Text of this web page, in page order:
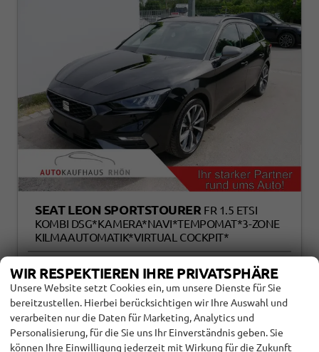
SEAT LEON SPORTSTOURER FR 1.5 ETSI
KOMBI DSG*KAMERA*NAVI*TEMPOMAT*3-ZONE
KILMAAUTOMATIK*VIRTUAL COCKPIT*
118419
Automatik
Benzin
Midnight Schwarz Metallic
110 kW (150 PS)
10 km
01.11.2025
WIR RESPEKTIEREN IHRE PRIVATSPHÄRE
Unsere Website setzt Cookies ein, um unsere Dienste für Sie
bereitzustellen. Hierbei berücksichtigen wir Ihre Auswahl und
verarbeiten nur die Daten für Marketing, Analytics und
Personalisierung, für die Sie uns Ihr Einverständnis geben. Sie
können Ihre Einwilligung jederzeit mit Wirkung für die Zukunft